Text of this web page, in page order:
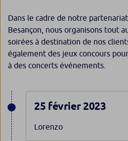
Dans le cadre de notre
Besançon, nous organisons tout
soirées à destination de nos
également des jeux concours
à des concerts événements.
25 février 2023
Lorenzo